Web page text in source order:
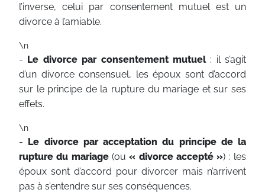
l’inverse, celui par consentement mutuel est un
divorce à l’amiable.
\n
- Le divorce par consentement mutuel: il s’agit
d’un divorce consensuel, les époux sont d’accord
sur le principe de la rupture du mariage et sur ses
effets.
\n
- Le divorce par acceptation du principe de la
rupture du mariage(ou« divorce accepté ») : les
époux sont d’accord pour divorcer mais n’arrivent
pas à s’entendre sur ses conséquences.